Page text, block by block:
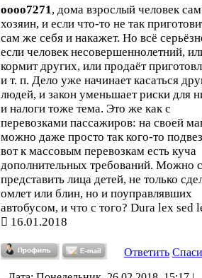
oooo7271, дома взрослый человек
хозяин, и если что-то не так
сам же себя и накажет. Но всё
если человек несовершеннолетний,
кормит других, или продаёт
и т. п. Дело уже начинает касаться
людей, и закон уменьшает риски для
и налоги тоже тема. Это же как с
перевозками пассажиров: на своей
можно даже просто так кого-то
вот к массовым перевозкам есть куча
дополнительных требований. Можно
представить лица детей, не только
омлет или блин, но и поуправлявших
автобусом, и что с того? Dura lex sed
16.01.2018
Ответить